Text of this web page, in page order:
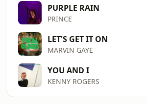
PURPLE RAIN
PRINCE
LET'S GET IT ON
MARVIN GAYE
YOU AND I
KENNY ROGERS